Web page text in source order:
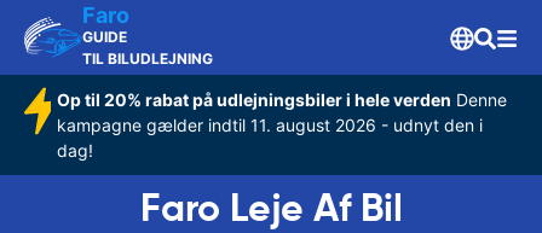
Faro
GUIDE
TIL BILUDLEJNING
Op til 20% rabat på udlejningsbiler i hele verden Denne
kampagne gælder indtil 11. august 2026 - udnyt den i
dag!
Faro Leje Af Bil